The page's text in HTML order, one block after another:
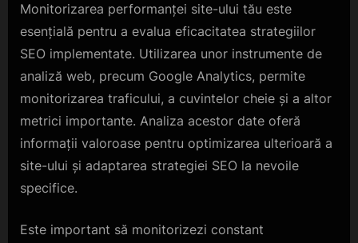
Monitorizarea performanței site-ului tău este
esențială pentru a evalua eficacitatea strategiilor
SEO implementate. Utilizarea unor instrumente de
analiză web, precum Google Analytics, permite
monitorizarea traficului, a cuvintelor cheie și a altor
metrici importante. Analiza acestor date oferă
informații valoroase pentru optimizarea ulterioară a
site-ului și adaptarea strategiei SEO la nevoile
specifice.
Este important să monitorizezi constant